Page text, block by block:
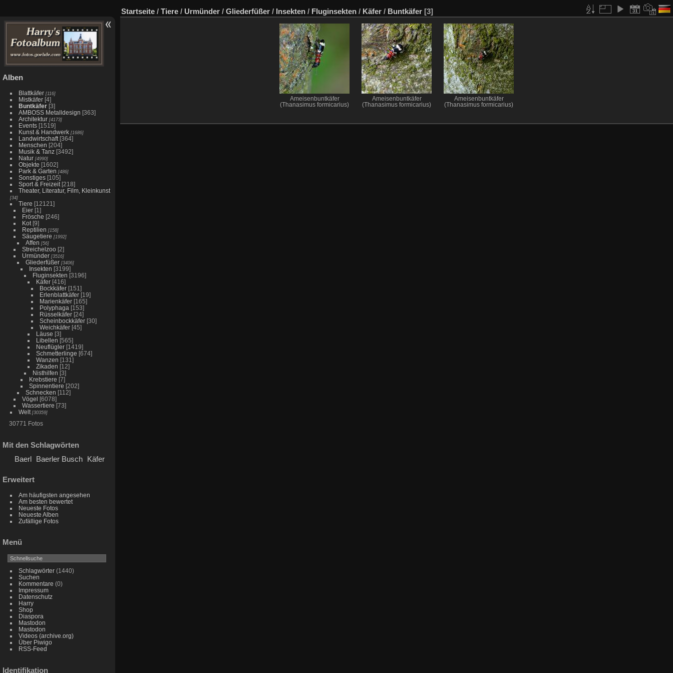
Alben
Blattkäfer [116]
Mistkäfer [4]
Buntkäfer [3]
AMBOSS Metalldesign [363]
Architektur [4173]
Events [1519]
Kunst & Handwerk [1686]
Landwirtschaft [364]
Menschen [204]
Musik & Tanz [3492]
Natur [4990]
Objekte [1602]
Park & Garten [486]
Sonstiges [105]
Sport & Freizeit [218]
Theater, Literatur, Film, Kleinkunst
[34]
Tiere [12121]
Eier [1]
Frösche [246]
Kot [9]
Reptilien [158]
Säugetiere [1992]
Affen [56]
Streichelzoo [2]
Urmünder [3516]
Gliederfüßer [3406]
Insekten [3199]
Fluginsekten [3196]
Käfer [416]
Bockkäfer [151]
Erlenblattkäfer [19]
Marienkäfer [165]
Polyphaga [153]
Rüsselkäfer [24]
Scheinbockkäfer [30]
Weichkäfer [45]
Läuse [3]
Libellen [565]
Neuflügler [1419]
Schmetterlinge [674]
Wanzen [131]
Zikaden [12]
Nisthilfen [3]
Krebstiere [7]
Spinnentiere [202]
Schnecken [112]
Vögel [6078]
Wassertiere [73]
Welt [30359]
30771 Fotos
Mit den Schlagwörten
Baerl Baerler Busch Käfer
Erweitert
Am häufigsten angesehen
Am besten bewertet
Neueste Fotos
Neueste Alben
Zufällige Fotos
Menü
Schlagwörter(1440)
Suchen
Kommentare (0)
Impressum
Datenschutz
Harry
Shop
Diaspora
Mastodon
Mastodon
Videos (archive.org)
Über Piwigo
RSS-Feed
Identifikation
Startseite / Tiere / Urmünder / Gliederfüßer / Insekten / Fluginsekten / Käfer / Buntkäfer [3]
Ameisenbuntkäfer
(Thanasimus formicarius)
Ameisenbuntkäfer
(Thanasimus formicarius)
Ameisenbuntkäfer
(Thanasimus formicarius)